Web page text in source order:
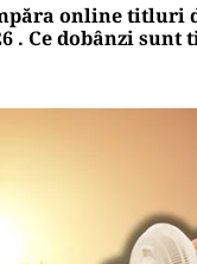
online titluri
. Ce dobânzi sunt